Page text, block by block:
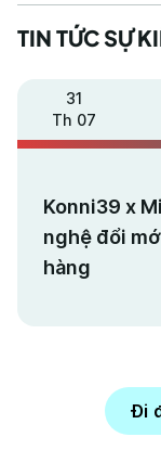
TIN TỨC SỰ
31
Th 07
Konni39 x
nghệ đổi
hàng
Đi